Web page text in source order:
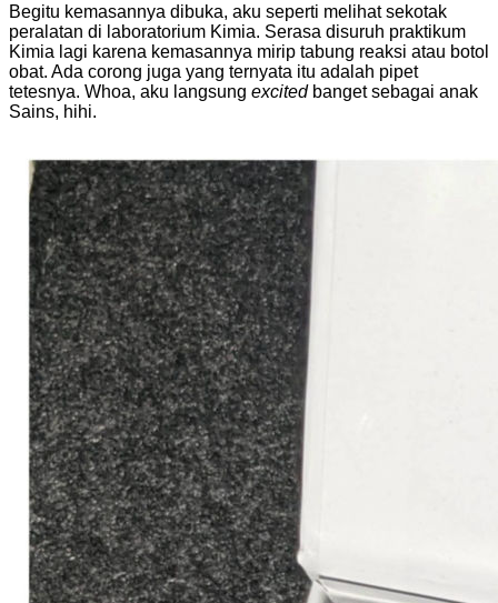
Begitu kemasannya dibuka, aku seperti melihat sekotak
peralatan di laboratorium Kimia. Serasa disuruh praktikum
Kimia lagi karena kemasannya mirip tabung reaksi atau botol
obat. Ada corong juga yang ternyata itu adalah pipet
tetesnya. Whoa, aku langsung excitedbanget sebagai anak
Sains, hihi.